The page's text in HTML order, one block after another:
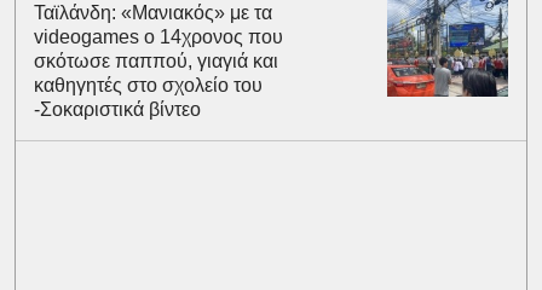
Ταϊλάνδη: «Μανιακός» με τα
videogames ο 14χρονος που
σκότωσε παππού, γιαγιά και
καθηγητές στο σχολείο του
-Σοκαριστικά βίντεο